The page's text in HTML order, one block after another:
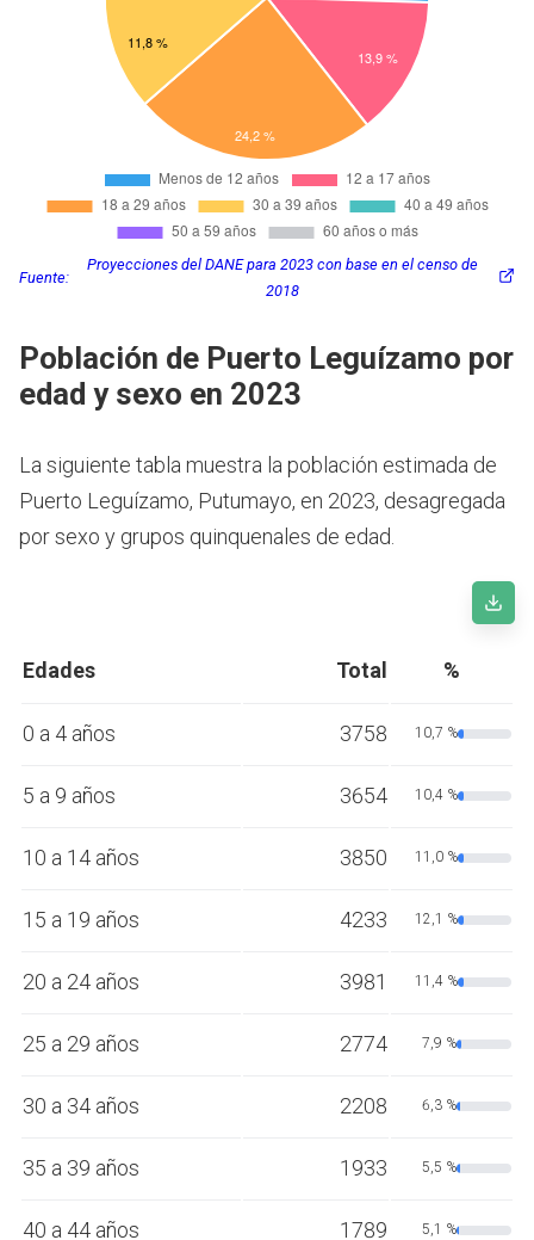
Fuente:
Proyecciones del DANE para 2023 con base en el censo de
2018
Población de Puerto Leguízamo por
edad y sexo en 2023
La siguiente tabla muestra la población estimada de
Puerto Leguízamo, Putumayo, en 2023, desagregada
por sexo y grupos quinquenales de edad.
Edades Total %
0 a 4 años 3758 10,7 %
5 a 9 años 3654 10,4 %
10 a 14 años 3850 11,0 %
15 a 19 años 4233 12,1 %
20 a 24 años 3981 11,4 %
25 a 29 años 2774 7,9 %
30 a 34 años 2208 6,3 %
35 a 39 años 1933 5,5 %
40 a 44 años 1789 5,1 %